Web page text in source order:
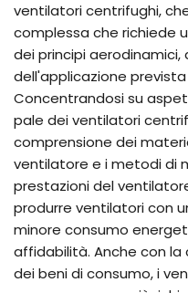
ventilatori centrifughi,
complessa che richiede
dei principi
dell'applicazione
Concentrandosi su
pale dei ventilatori
comprensione dei
ventilatore e i metodi di
prestazioni del
produrre ventilatori con
minore consumo
affidabilità. Anche con la
dei beni di consumo, i